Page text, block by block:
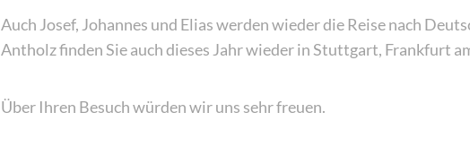
Auch Josef, Johannes und Elias werden wieder die Reise nach
Antholz finden Sie auch dieses Jahr wieder in Stuttgart, Frankfurt
Über Ihren Besuch würden wir uns sehr freuen.